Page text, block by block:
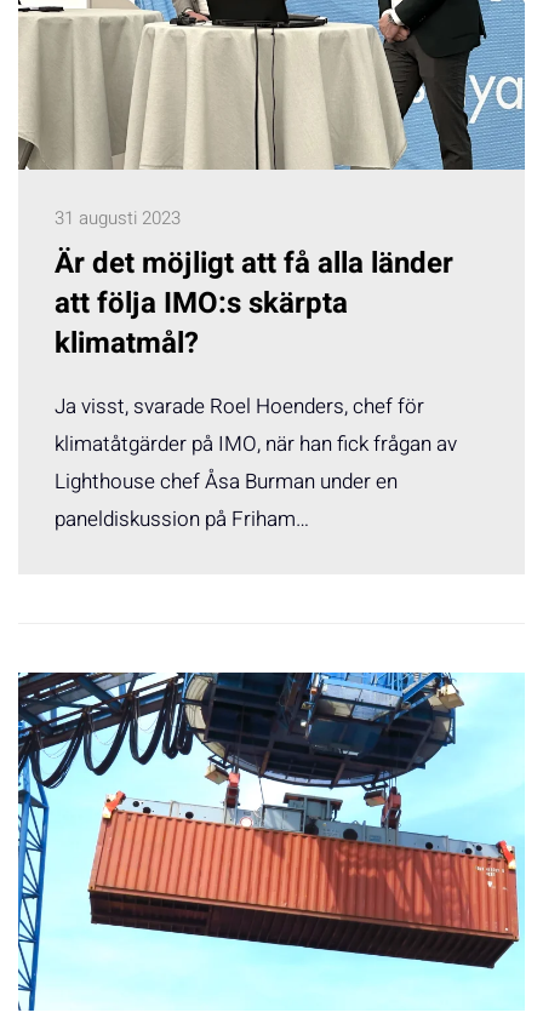
31 augusti 2023
Är det möjligt att få alla länder
att följa IMO:s skärpta
klimatmål?
Ja visst, svarade Roel Hoenders, chef för
klimatåtgärder på IMO, när han fick frågan av
Lighthouse chef Åsa Burman under en
paneldiskussion på Friham…